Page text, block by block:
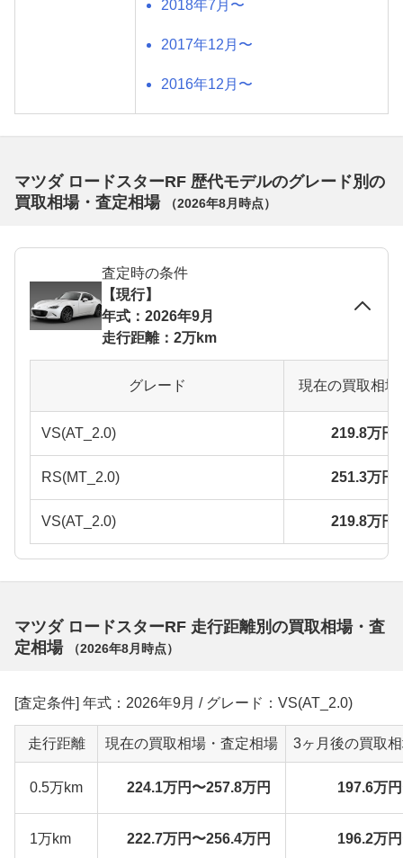
2018年7月〜
2017年12月〜
2016年12月〜
マツダ ロードスターRF 歴代モデルのグレード別の
買取相場・査定相場
（2026年8月 時点）
査定時の条件
【現行】
年式：2026年9月
走行距離：2万km
グレード 現在の買取相
VS(AT_2.0) 219.8万円
RS(MT_2.0) 251.3万円
VS(AT_2.0) 219.8万円
マツダ ロードスターRF 走行距離別の買取相場・査
定相場
（2026年8月 時点）
[査定条件] 年式：2026年9月 / グレード：VS(AT_2.0)
走行距離 現在の買取相場・査定相場 3ヶ月後の買取
0.5万km 224.1万円〜257.8万円 197.6万
1万km 222.7万円〜256.4万円 196.2万